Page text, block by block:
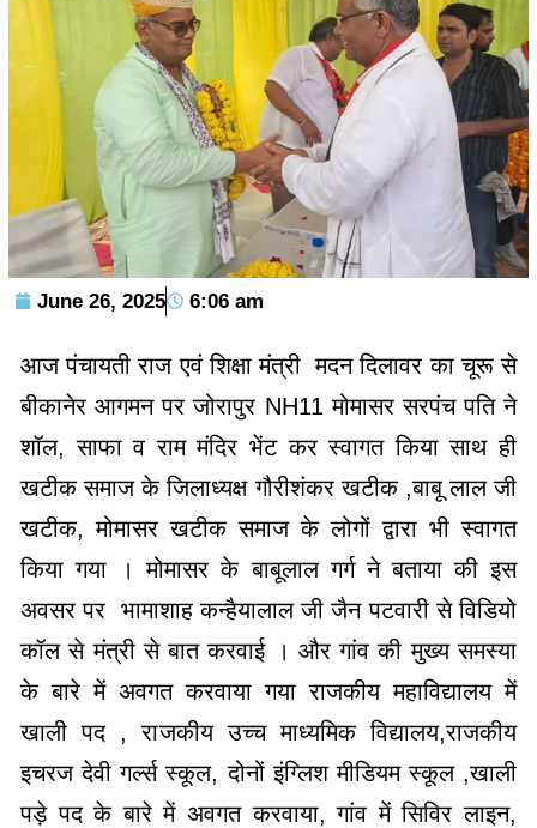
June 26, 2025 6:06 am
आज पंचायती राज एवं शिक्षा मंत्री मदन दिलावर का चूरू से
बीकानेर आगमन पर जोरापुर NH11 मोमासर सरपंच पति ने
शॉल, साफा व राम मंदिर भेंट कर स्वागत किया साथ ही
खटीक समाज के जिलाध्यक्ष गौरीशंकर खटीक ,बाबू लाल जी
खटीक, मोमासर खटीक समाज के लोगों द्वारा भी स्वागत
किया गया । मोमासर के बाबूलाल गर्ग ने बताया की इस
अवसर पर भामाशाह कन्हैयालाल जी जैन पटवारी से विडियो
कॉल से मंत्री से बात करवाई । और गांव की मुख्य समस्या
के बारे में अवगत करवाया गया राजकीय महाविद्यालय में
खाली पद , राजकीय उच्च माध्यमिक विद्यालय,राजकीय
इचरज देवी गर्ल्स स्कूल, दोनों इंग्लिश मीडियम स्कूल ,खाली
पड़े पद के बारे में अवगत करवाया, गांव में सिविर लाइन,